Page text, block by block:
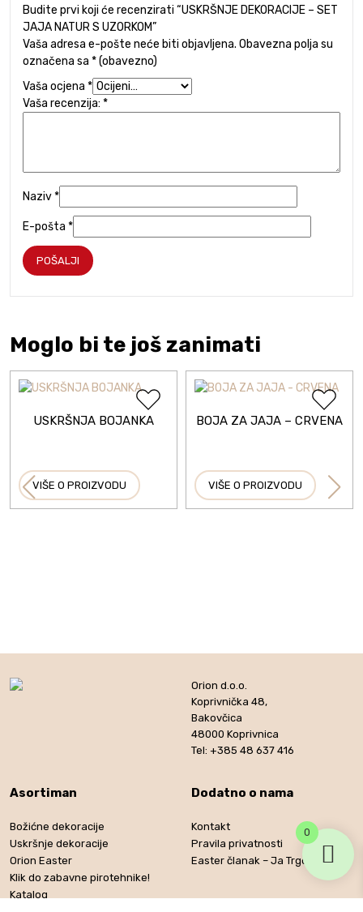
Budite prvi koji će recenzirati “USKRŠNJE DEKORACIJE – SET
JAJA NATUR S UZORKOM”
Vaša adresa e-pošte neće biti objavljena. Obavezna polja su
označena sa * (obavezno)
Vaša ocjena *
Vaša recenzija: *
Naziv*
E-pošta *
Moglo bi te još zanimati
USKRŠNJA BOJANKA
VIŠE O PROIZVODU
BOJA ZA JAJA – CRVENA
VIŠE O PROIZVODU
Orion d.o.o.
Koprivnička 48,
Bakovčica
48000 Koprivnica
Tel: +385 48 637 416
Asortiman
Božićne dekoracije
Uskršnje dekoracije
Orion Easter
Klik do zabavne pirotehnike!
Katalog
Dodatno o nama
Kontakt
Pravila privatnosti
Easter članak – Ja Trgovac
0